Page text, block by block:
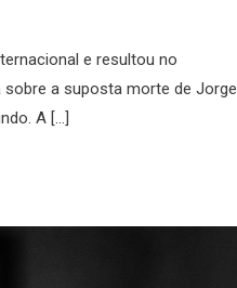
e resultou no
a suposta morte de Jorge
A […]